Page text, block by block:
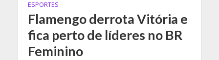
ESPORTES
Flamengo derrota Vitória e
fica perto de líderes no BR
Feminino